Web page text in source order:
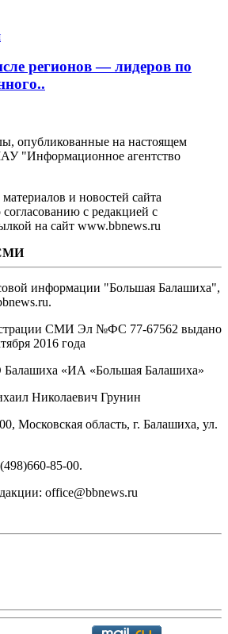
регионов — лидеров по
опубликованные на настоящем
"Информационное агентство
и новостей сайта
согласованию с редакцией с
на сайт www.bbnews.ru
информации "Большая Балашиха",
СМИ Эл №ФС ‎77-67562 выдано
2016 года
«ИА «Большая Балашиха»
Николаевич Грунин
Московская область, г. Балашиха, ул.
85-00.
office@bbnews.ru